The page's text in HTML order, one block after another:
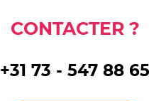
CONTACTER ?
+31 73 - 547 88 65